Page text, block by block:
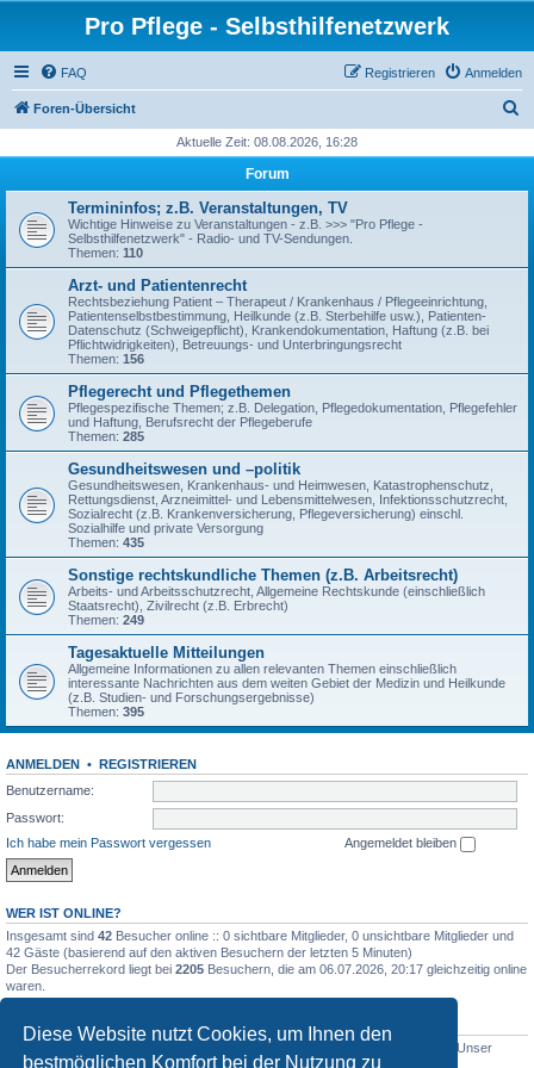
Diese Website nutzt Cookies, um Ihnen den
bestmöglichen Komfort bei der Nutzung zu
Pro Pflege - Selbsthilfenetzwerk
FAQ Anmelden
Registrieren
Foren-Übersicht
h
Aktuelle Zeit: 08.08.2026, 16:28
Forum
Termininfos; z.B. Veranstaltungen, TV
Wichtige Hinweise zu Veranstaltungen - z.B. >>> "Pro Pflege -
Selbsthilfenetzwerk" - Radio- und TV-Sendungen.
Themen: 110
Arzt- und Patientenrecht
Rechtsbeziehung Patient – Therapeut / Krankenhaus / Pflegeeinrichtung,
Patientenselbstbestimmung, Heilkunde (z.B. Sterbehilfe usw.), Patienten-
Datenschutz (Schweigepflicht), Krankendokumentation, Haftung (z.B. bei
Pflichtwidrigkeiten), Betreuungs- und Unterbringungsrecht
Themen: 156
Pflegerecht und Pflegethemen
Pflegespezifische Themen; z.B. Delegation, Pflegedokumentation, Pflegefehler
und Haftung, Berufsrecht der Pflegeberufe
Themen: 285
Gesundheitswesen und –politik
Gesundheitswesen, Krankenhaus- und Heimwesen, Katastrophenschutz,
Rettungsdienst, Arzneimittel- und Lebensmittelwesen, Infektionsschutzrecht,
Sozialrecht (z.B. Krankenversicherung, Pflegeversicherung) einschl.
Sozialhilfe und private Versorgung
Themen: 435
Sonstige rechtskundliche Themen (z.B. Arbeitsrecht)
Arbeits- und Arbeitsschutzrecht, Allgemeine Rechtskunde (einschließlich
Staatsrecht), Zivilrecht (z.B. Erbrecht)
Themen: 249
Tagesaktuelle Mitteilungen
Allgemeine Informationen zu allen relevanten Themen einschließlich
interessante Nachrichten aus dem weiten Gebiet der Medizin und Heilkunde
(z.B. Studien- und Forschungsergebnisse)
Themen: 395
ANMELDEN • REGISTRIEREN
Benutzername:
Passwort:
Ich habe mein Passwort vergessen
Angemeldet bleiben
WER IST ONLINE?
Insgesamt sind 42 Besucher online :: 0 sichtbare Mitglieder, 0 unsichtbare Mitglieder und
42 Gäste (basierend auf den aktiven Besuchern der letzten 5 Minuten)
Der Besucherrekord liegt bei 2205 Besuchern, die am 06.07.2026, 20:17 gleichzeitig online
waren.
STATISTIK
• Themen insgesamt
• Unser
neuestes Mitglied:WernerSchell